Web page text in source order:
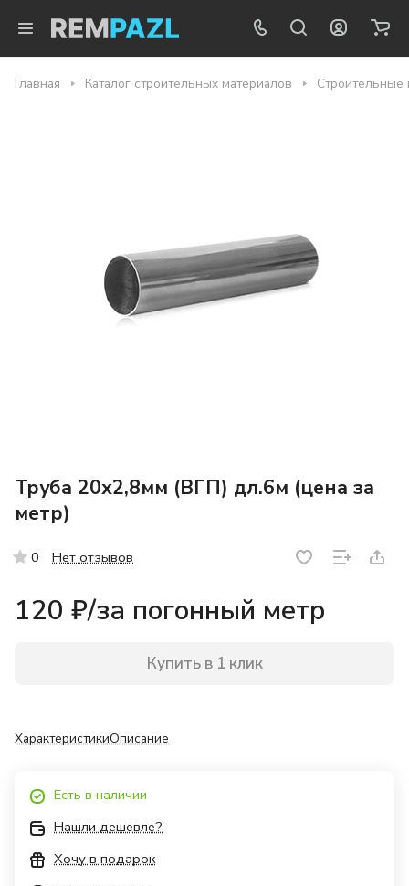
Главная Каталог строительных материалов Строительные
Труба 20х2,8мм (ВГП) дл.6м (цена за
метр)
0 Нет отзывов
120 ₽/за погонный метр
Купить в 1 клик
ХарактеристикиОписание
Есть в наличии
Нашли дешевле?
Хочу в подарок